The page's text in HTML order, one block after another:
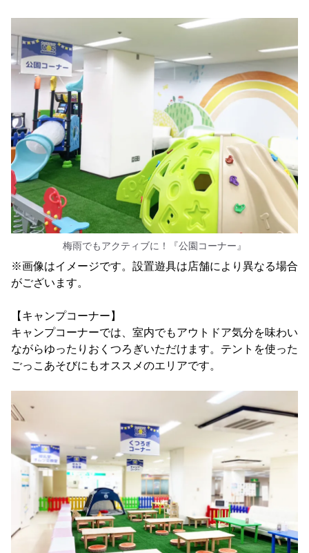
梅雨でもアクティブに！『公園コーナー』
※画像はイメージです。設置遊具は店舗により異なる場合
がございます。
【キャンプコーナー】
キャンプコーナーでは、室内でもアウトドア気分を味わい
ながらゆったりおくつろぎいただけます。テントを使った
ごっこあそびにもオススメのエリアです。